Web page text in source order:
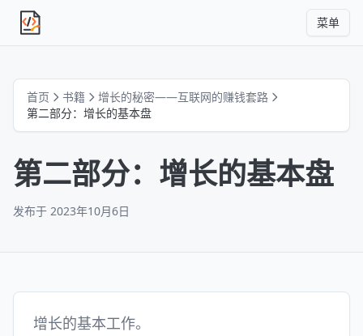
独立产品人日记 菜单
首页 书籍
增长的秘密——互联网的赚钱套路
第二部分：增长的基本盘
第二部分：增长的基本盘
发布于 2023年10月6日
增长的基本工作。